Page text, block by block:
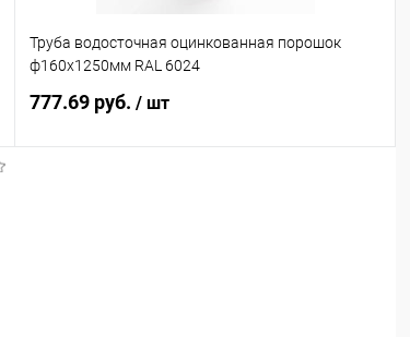
Труба водосточная оцинкованная порошок
ф160х1250мм RAL 6024
777.69 руб. / шт